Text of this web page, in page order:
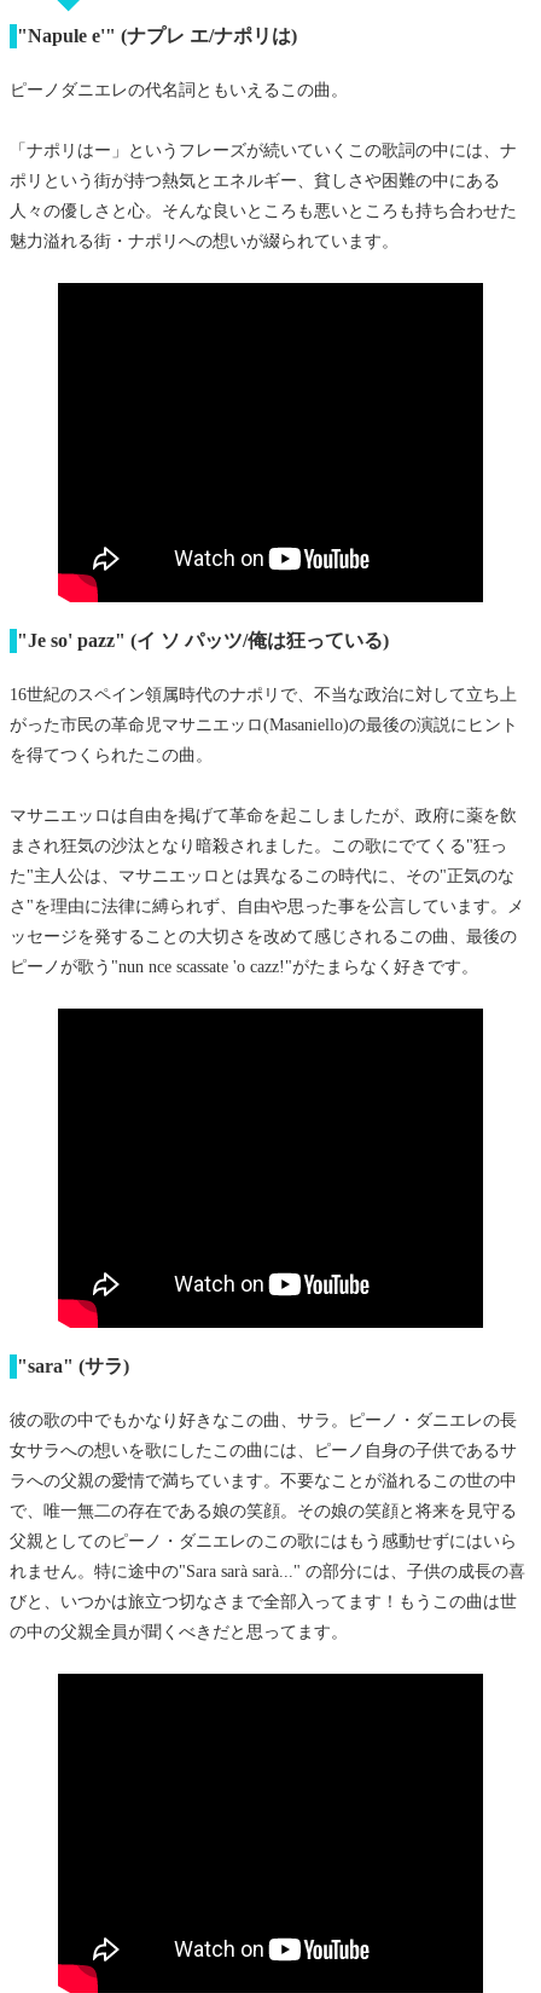
"Napule e'" (ナプレ エ/ナポリは)
ピーノダニエレの代名詞ともいえるこの曲。
「ナポリはー」というフレーズが続いていくこの歌詞の中には、ナ
ポリという街が持つ熱気とエネルギー、貧しさや困難の中にある
人々の優しさと心。そんな良いところも悪いところも持ち合わせた
魅力溢れる街・ナポリへの想いが綴られています。
"Je so' pazz" (イ ソ パッツ/俺は狂っている)
16世紀のスペイン領属時代のナポリで、不当な政治に対して立ち上
がった市民の革命児マサニエッロ(Masaniello)の最後の演説にヒント
を得てつくられたこの曲。
マサニエッロは自由を掲げて革命を起こしましたが、政府に薬を飲
まされ狂気の沙汰となり暗殺されました。この歌にでてくる"狂っ
た"主人公は、マサニエッロとは異なるこの時代に、その"正気のな
さ"を理由に法律に縛られず、自由や思った事を公言しています。メ
ッセージを発することの大切さを改めて感じされるこの曲、最後の
ピーノが歌う"nun nce scassate 'o cazz!"がたまらなく好きです。
"sara" (サラ)
彼の歌の中でもかなり好きなこの曲、サラ。ピーノ・ダニエレの長
女サラへの想いを歌にしたこの曲には、ピーノ自身の子供であるサ
ラへの父親の愛情で満ちています。不要なことが溢れるこの世の中
で、唯一無二の存在である娘の笑顔。その娘の笑顔と将来を見守る
父親としてのピーノ・ダニエレのこの歌にはもう感動せずにはいら
れません。特に途中の"Sara sarà sarà..." の部分には、子供の成長の喜
びと、いつかは旅立つ切なさまで全部入ってます！もうこの曲は世
の中の父親全員が聞くべきだと思ってます。